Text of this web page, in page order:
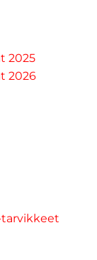
2025
2026
tarvikkeet